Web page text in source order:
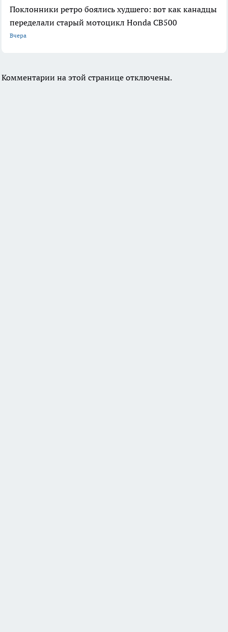
Поклонники ретро боялись худшего: вот как канадцы
переделали старый мотоцикл Honda CB500
Вчера
Комментарии на этой странице отключены.